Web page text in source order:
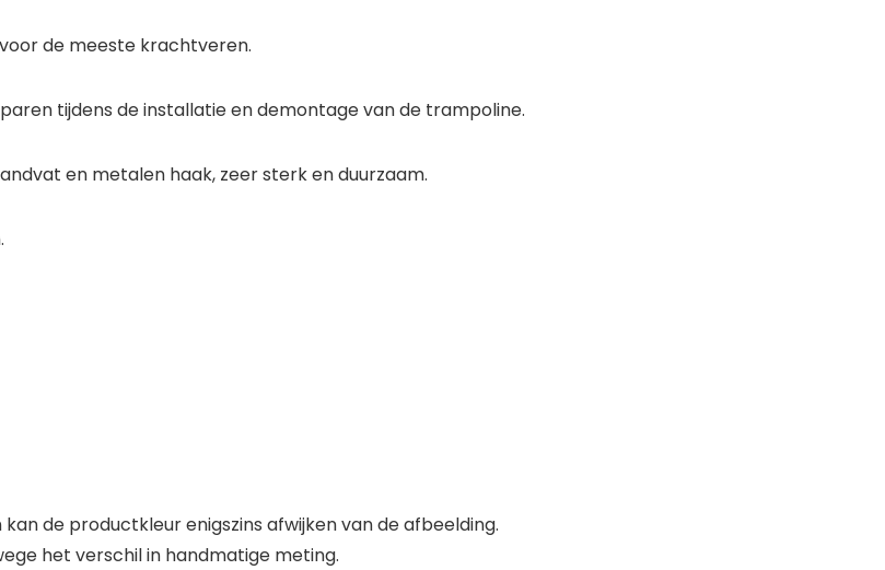
de meeste krachtveren.
tijdens de installatie en demontage van de trampoline.
en metalen haak, zeer sterk en duurzaam.
de productkleur enigszins afwijken van de afbeelding.
het verschil in handmatige meting.